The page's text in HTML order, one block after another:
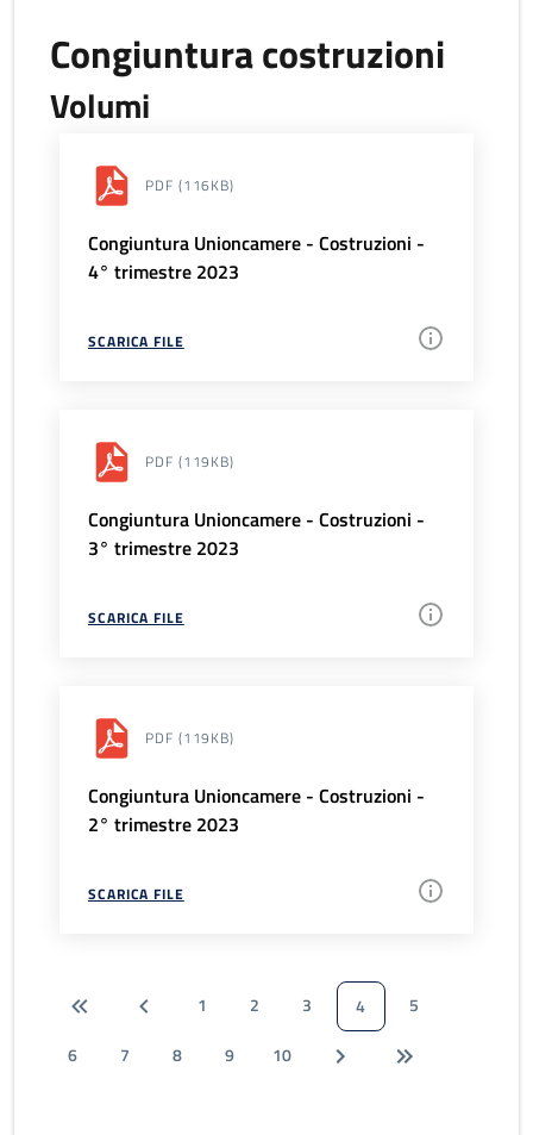
Congiuntura costruzioni
Volumi
PDF (116KB)
Congiuntura Unioncamere - Costruzioni -
4° trimestre 2023
SCARICA FILE
PDF (119KB)
Congiuntura Unioncamere - Costruzioni -
3° trimestre 2023
SCARICA FILE
PDF (119KB)
Congiuntura Unioncamere - Costruzioni -
2° trimestre 2023
SCARICA FILE
1 2 3 4
5
6
7 8 9 10